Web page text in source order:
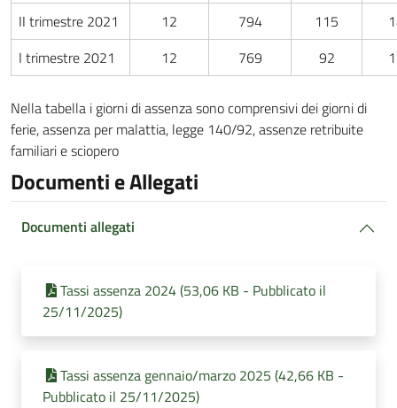
II trimestre 2021
12 794 115
I trimestre 2021
12 769 92
Nella tabella i giorni di assenza sono comprensivi dei giorni di
ferie, assenza per malattia, legge 140/92, assenze retribuite
familiari e sciopero
Documenti e Allegati
Documenti allegati
Tassi assenza 2024 (53,06 KB - Pubblicato il
25/11/2025)
Tassi assenza gennaio/marzo 2025 (42,66 KB -
Pubblicato il 25/11/2025)